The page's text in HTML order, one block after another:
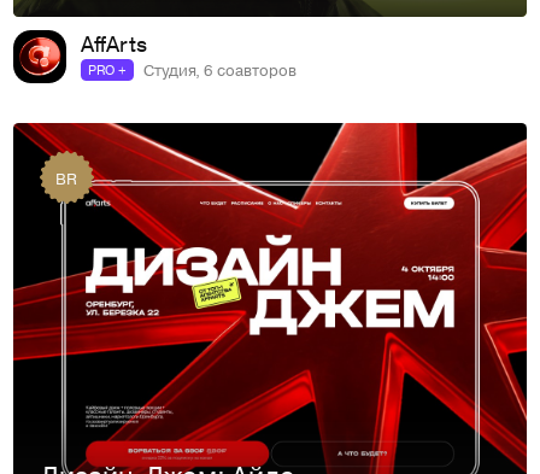
AffArts
PRO + Студия, 6 соавторов
BR